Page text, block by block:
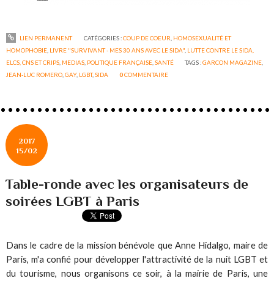
LIEN PERMANENT CATÉGORIES :COUP DE COEUR HOMOSEXUALITÉ ET
HOMOPHOBIE LIVRE "SURVIVANT - MES 30 ANS AVEC LE SIDA" LUTTE CONTRE LE SIDA,
ELCS, CNS ET CRIPS MEDIAS POLITIQUE FRANÇAISE ,SANTÉ TAGS :GARCON MAGAZINE
JEAN-LUC ROMERO ,GAY, LGBT,SIDA 0COMMENTAIRE
2017
15/02
Table-ronde avec les organisateurs de
soirées LGBT à Paris
Dans le cadre de la mission bénévole que Anne Hidalgo, maire de
Paris, m'a confié pour développer l'attractivité de la nuit LGBT et
du tourisme, nous organisons ce soir, à la mairie de Paris, une